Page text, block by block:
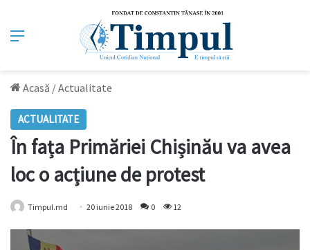
Meniu
Acasă /Actualitate
ACTUALITATE
În fața Primăriei Chișinău va avea
loc o acțiune de protest
Timpul.md 20 iunie 2018 0 12